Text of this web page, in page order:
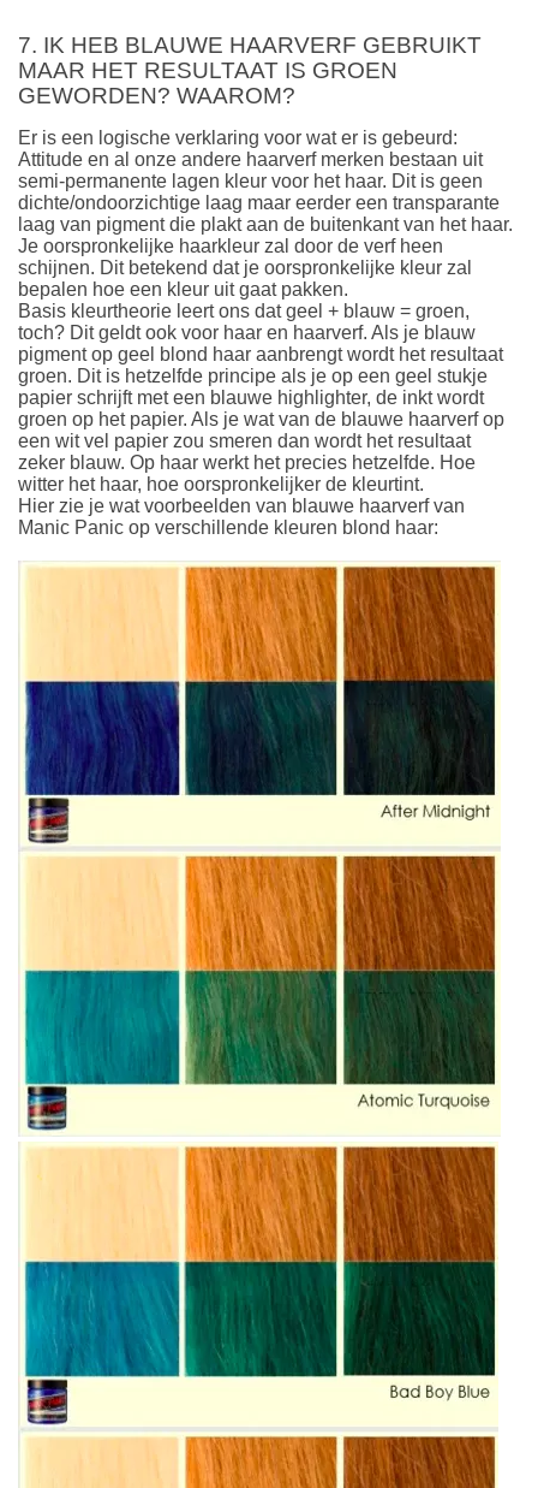
7. IK HEB BLAUWE HAARVERF GEBRUIKT
MAAR HET RESULTAAT IS GROEN
GEWORDEN? WAAROM?
Er is een logische verklaring voor wat er is gebeurd:
Attitude en al onze andere haarverf merken bestaan uit
semi-permanente lagen kleur voor het haar. Dit is geen
dichte/ondoorzichtige laag maar eerder een transparante
laag van pigment die plakt aan de buitenkant van het haar.
Je oorspronkelijke haarkleur zal door de verf heen
schijnen. Dit betekend dat je oorspronkelijke kleur zal
bepalen hoe een kleur uit gaat pakken.
Basis kleurtheorie leert ons dat geel + blauw = groen,
toch? Dit geldt ook voor haar en haarverf. Als je blauw
pigment op geel blond haar aanbrengt wordt het resultaat
groen. Dit is hetzelfde principe als je op een geel stukje
papier schrijft met een blauwe highlighter, de inkt wordt
groen op het papier. Als je wat van de blauwe haarverf op
een wit vel papier zou smeren dan wordt het resultaat
zeker blauw. Op haar werkt het precies hetzelfde. Hoe
witter het haar, hoe oorspronkelijker de kleurtint.
Hier zie je wat voorbeelden van blauwe haarverf van
Manic Panic op verschillende kleuren blond haar: